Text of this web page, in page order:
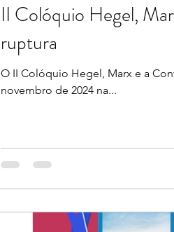
II Colóquio Hegel,
ruptura
O II Colóquio Hegel, Marx e a
novembro de 2024 na...